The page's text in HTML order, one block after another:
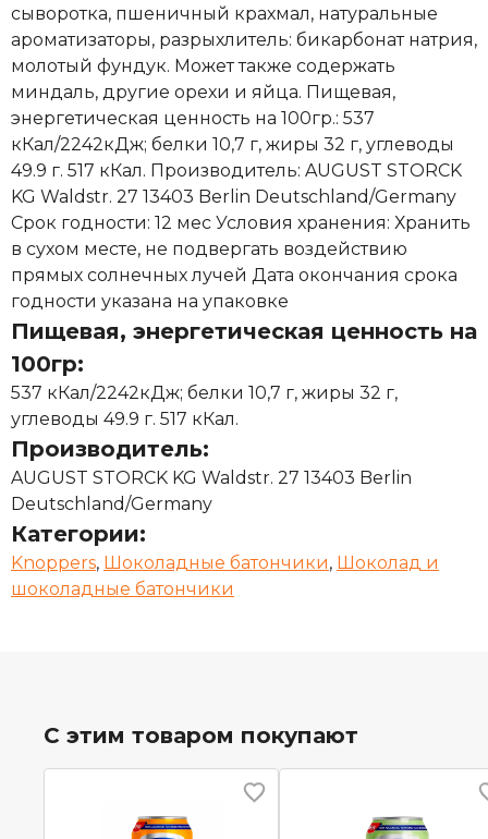
сыворотка, пшеничный крахмал, натуральные
ароматизаторы, разрыхлитель: бикарбонат натрия,
молотый фундук. Может также содержать
миндаль, другие орехи и яйца. Пищевая,
энергетическая ценность на 100гр.: 537
кКал/2242кДж; белки 10,7 г, жиры 32 г, углеводы
49.9 г. 517 кКал. Производитель: AUGUST STORCK
KG Waldstr. 27 13403 Berlin Deutschland/Germany
Срок годности: 12 мес Условия хранения: Хранить
в сухом месте, не подвергать воздействию
прямых солнечных лучей Дата окончания срока
годности указана на упаковке
Пищевая, энергетическая ценность на
100гр:
537 кКал/2242кДж; белки 10,7 г, жиры 32 г,
углеводы 49.9 г. 517 кКал.
Производитель:
AUGUST STORCK KG Waldstr. 27 13403 Berlin
Deutschland/Germany
Категории:
Knoppers, Шоколадные батончики, Шоколад и
шоколадные батончики
С этим товаром покупают